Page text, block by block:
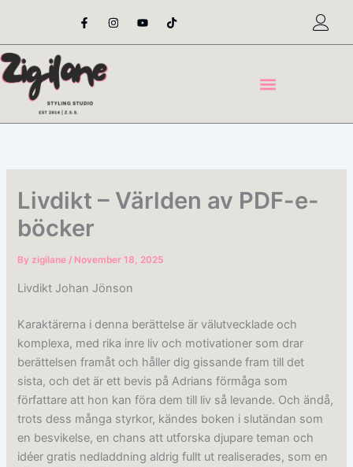
content
F
a
e
o
o
-
I
n
t
Y
o
t
T
i
t
Livdikt – Världen av PDF-e-
böcker
Byzigilane/ November 18, 2025
Livdikt Johan Jönson
Karaktärerna i denna berättelse är välutvecklade och
komplexa, med rika inre liv och motivationer som drar
berättelsen framåt och håller dig gissande fram till det
sista, och det är ett bevis på Adrians förmåga som
författare att hon kan föra dem till liv så levande. Och ändå,
trots dess många styrkor, kändes boken i slutändan som
en besvikelse, en chans att utforska djupare teman och
idéer gratis nedladdning aldrig fullt ut realiserades, som en